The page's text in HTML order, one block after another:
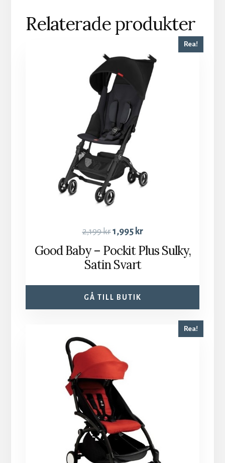
Relaterade produkter
Rea!
2,199kr1,995 kr
Good Baby – Pockit Plus Sulky,
Satin Svart
GÅ TILL BUTIK
Rea!